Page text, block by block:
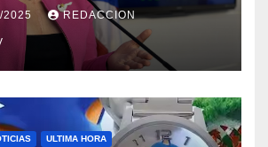
2025 REDACCION
ULTIMA HORA